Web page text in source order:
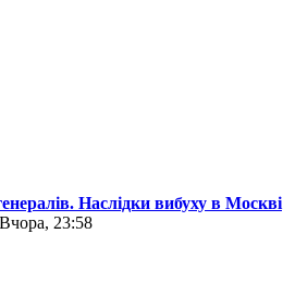
Наслідки вибуху в Москві
23:58